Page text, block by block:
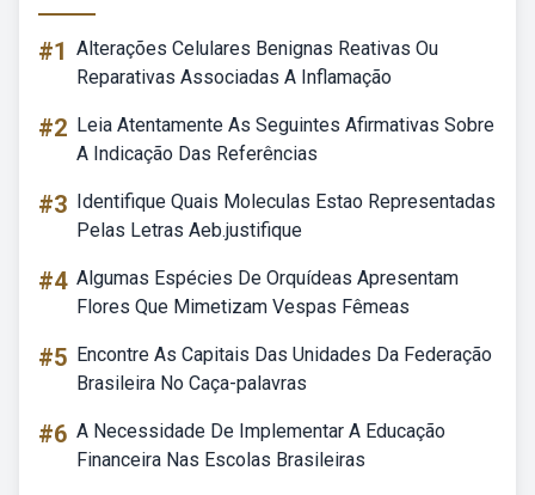
#1 Alterações Celulares Benignas Reativas Ou
Reparativas Associadas A Inflamação
#2 Leia Atentamente As Seguintes Afirmativas Sobre
A Indicação Das Referências
#3 Identifique Quais Moleculas Estao Representadas
Pelas Letras Aeb.justifique
#4 Algumas Espécies De Orquídeas Apresentam
Flores Que Mimetizam Vespas Fêmeas
#5 Encontre As Capitais Das Unidades Da Federação
Brasileira No Caça-palavras
#6 A Necessidade De Implementar A Educação
Financeira Nas Escolas Brasileiras